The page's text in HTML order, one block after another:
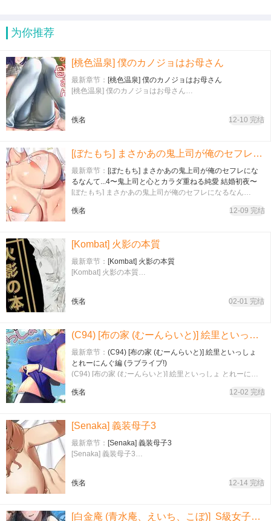
为你推荐
[桃色温泉] 僕のカノジョはお母さん
最新章节： [桃色温泉] 僕のカノジョはお母さん
[桃色温泉] 僕のカノジョはお母さん…
佚名 12-10 完结
[ぼたもち] まさかあの鬼上司が俺のセフレになるなんて...4〜鬼上司と心とカラダ重ねる純愛 結婚初夜〜
最新章节： [ぼたもち] まさかあの鬼上司が俺のセフレにな
るなんて...4〜鬼上司と心とカラダ重ねる純愛 結婚初夜〜
[ぼたもち] まさかあの鬼上司が俺のセフレになるなん
佚名
12-09 完结
[Kombat] 火影の本質
最新章节： [Kombat] 火影の本質
[Kombat] 火影の本質…
佚名 02-01 完结
(C94) [布の家 (むーんらいと)] 絵里といっしょ とれーにんぐ編 (ラブライブ!)
最新章节： (C94) [布の家 (むーんらいと)] 絵里といっしょ
とれーにんぐ編 (ラブライブ!)
(C94) [布の家 (むーんらいと)] 絵里といっしょ とれーにん
佚名
12-02 完结
[Senaka] 義装母子3
最新章节： [Senaka] 義装母子3
[Senaka] 義装母子3…
佚名 12-14 完结
[白金庵 (青水庵、えいち、こぼ)] S級女子たちとエッチな動画を撮ることになった僕